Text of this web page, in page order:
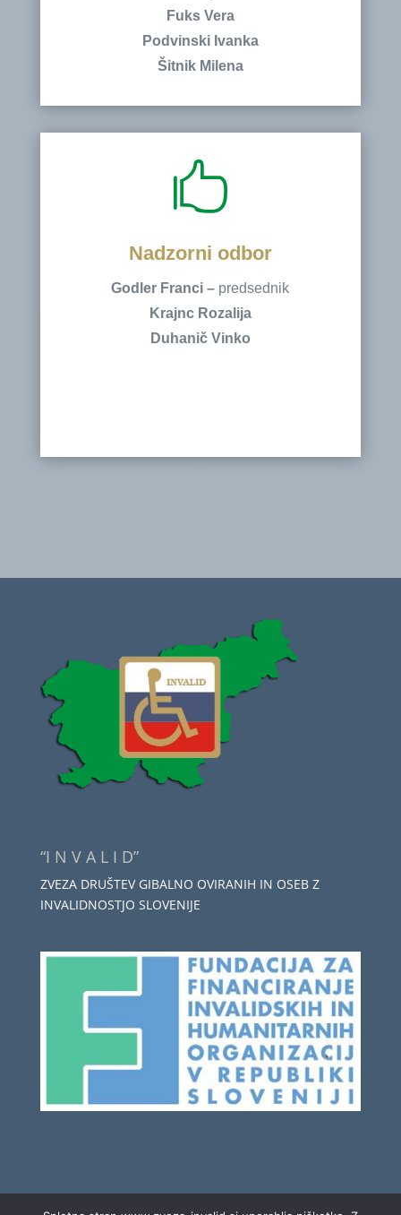
Fuks Vera
Podvinski Ivanka
Šitnik Milena

Nadzorni odbor
Godler Franci – predsednik
Krajnc Rozalija
Duhanič Vinko
“I N V A L I D”
ZVEZA DRUŠTEV GIBALNO OVIRANIH IN OSEB Z
INVALIDNOSTJO SLOVENIJE